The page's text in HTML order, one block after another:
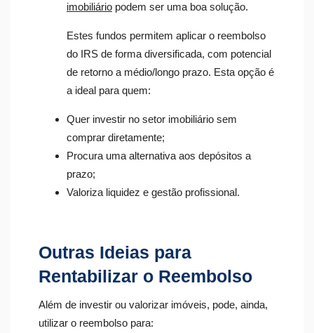
imobiliário podem ser uma boa solução.
Estes fundos permitem aplicar o reembolso
do IRS de forma diversificada, com potencial
de retorno a médio/longo prazo. Esta opção é
a ideal para quem:
Quer investir no setor imobiliário sem
comprar diretamente;
Procura uma alternativa aos depósitos a
prazo;
Valoriza liquidez e gestão profissional.
Outras Ideias para
Rentabilizar o Reembolso
Além de investir ou valorizar imóveis, pode, ainda,
utilizar o reembolso para: